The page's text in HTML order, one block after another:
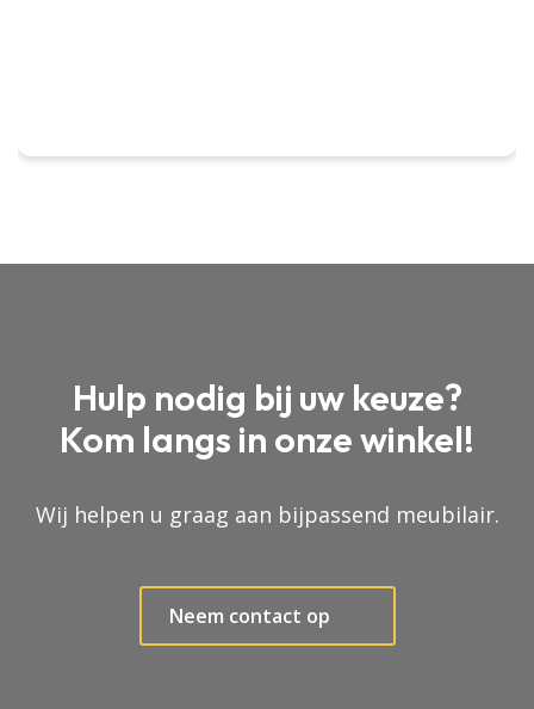
Hulp nodig bij uw keuze?
Kom langs in onze winkel!
Wij helpen u graag aan bijpassend meubilair.
Neem contact op